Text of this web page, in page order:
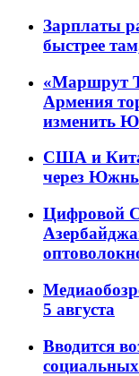
Зарплаты
быстрее
«Маршрут
Армения
изменить
США и
через
Цифровой
5 августа
Вводится
социальных